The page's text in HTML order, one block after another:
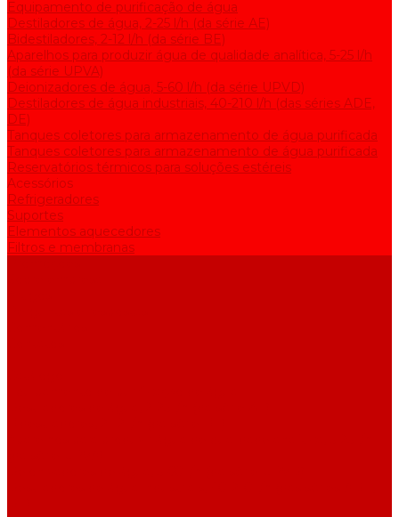
Equipamento de purificação de água
Destiladores de água, 2-25 l/h (da série АE)
Bidestiladores, 2-12 l/h (da série BE)
Aparelhos para produzir água de qualidade analítica, 5-25 l/h
(da série UPVA)
Deionizadores de água, 5-60 l/h (da série UPVD)
Destiladores de água industriais, 40-210 l/h (das séries ADE,
DE)
Tanques coletores para armazenamento de água purificada
Tanques coletores para armazenamento de água purificada
Reservatórios térmicos para soluções estéreis
Acessórios
Refrigeradores
Suportes
Elementos aquecedores
Filtros e membranas